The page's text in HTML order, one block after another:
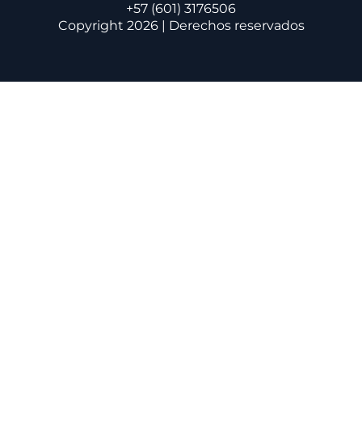
+57 (601) 3176506
Copyright 2026 | Derechos reservados